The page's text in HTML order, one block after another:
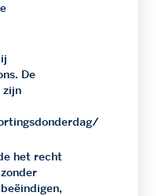
De
zijn
het recht